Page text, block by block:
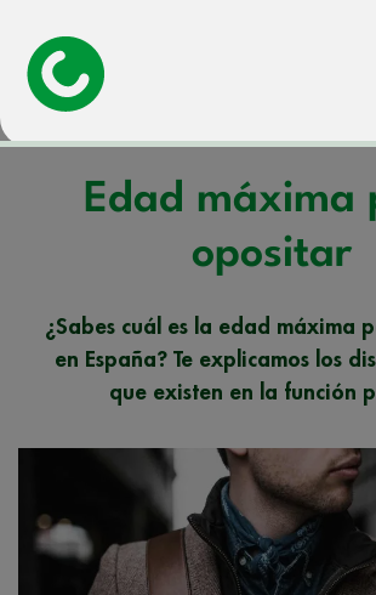
Portada»
Edad máxima
opositar
¿Sabes cuál es la edad máxima
en España? Te explicamos los
que existen en la función